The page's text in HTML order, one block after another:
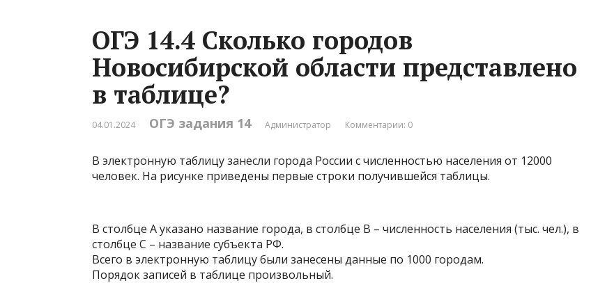
ОГЭ 14.4 Сколько городов
Новосибирской области представлено
в таблице?
04.01.2024 ОГЭ задания 14 Администратор Комментарии: 0
В электронную таблицу занесли города России с численностью населения от 12000
человек. На рисунке приведены первые строки получившейся таблицы.
В столбце A указано название города, в столбце B – численность населения (тыс. чел.), в
столбце C – название субъекта РФ.
Всего в электронную таблицу были занесены данные по 1000 городам.
Порядок записей в таблице произвольный.